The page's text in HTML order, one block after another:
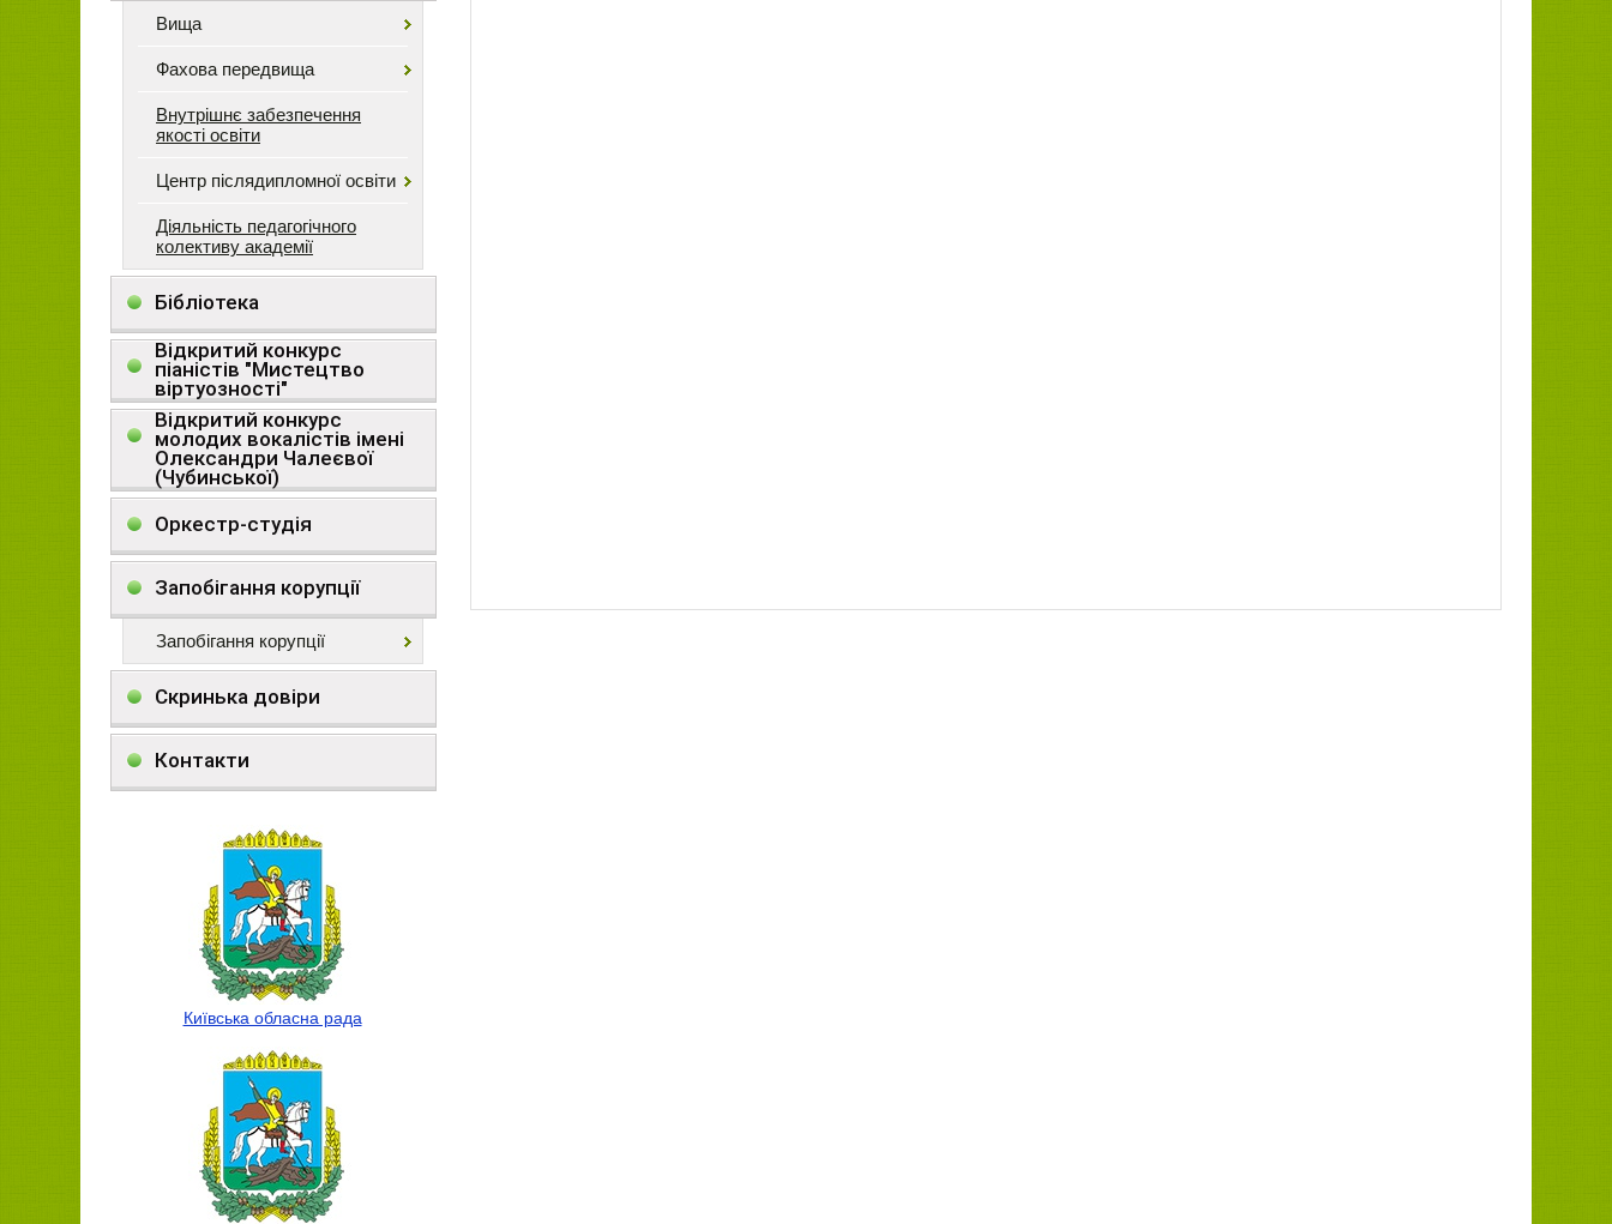
Вища
Фахова передвища
Внутрішнє забезпечення
якості освіти
Центр післядипломної освіти
Діяльність педагогічного
колективу академії
Бібліотека
Відкритий конкурс
піаністів "Мистецтво
віртуозності"
Відкритий конкурс
молодих вокалістів імені
Олександри Чалеєвої
(Чубинської)
Оркестр-студія
Запобігання корупції
Запобігання корупції
Скринька довіри
Контакти
Київська обласна рада